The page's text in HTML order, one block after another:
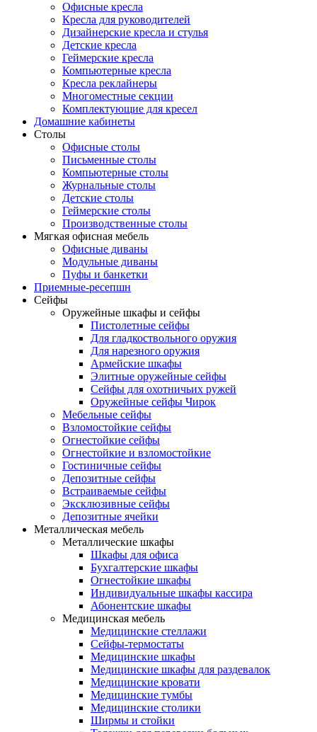
Офисные кресла
Кресла для руководителей
Дизайнерские кресла и стулья
Детские кресла
Геймерские кресла
Компьютерные кресла
Кресла реклайнеры
Многоместные секции
Комплектующие для кресел
Домашние кабинеты
Столы
Офисные столы
Письменные столы
Компьютерные столы
Журнальные столы
Детские столы
Геймерские столы
Производственные столы
Мягкая офисная мебель
Офисные диваны
Модульные диваны
Пуфы и банкетки
Приемные-ресепшн
Сейфы
Оружейные шкафы и сейфы
Пистолетные сейфы
Для гладкоствольного оружия
Для нарезного оружия
Армейские шкафы
Элитные оружейные сейфы
Сейфы для охотничьих ружей
Оружейные сейфы Чирок
Мебельные сейфы
Взломостойкие сейфы
Огнестойкие сейфы
Огнестойкие и взломостойкие
Гостиничные сейфы
Депозитные сейфы
Встраиваемые сейфы
Эксклюзивные сейфы
Депозитные ячейки
Металлическая мебель
Металлические шкафы
Шкафы для офиса
Бухгалтерские шкафы
Огнестойкие шкафы
Индивидуальные шкафы кассира
Абонентские шкафы
Медицинская мебель
Медицинские стеллажи
Сейфы-термостаты
Медицинские шкафы
Медицинские шкафы для раздевалок
Медицинские кровати
Медицинские тумбы
Медицинские столики
Ширмы и стойки